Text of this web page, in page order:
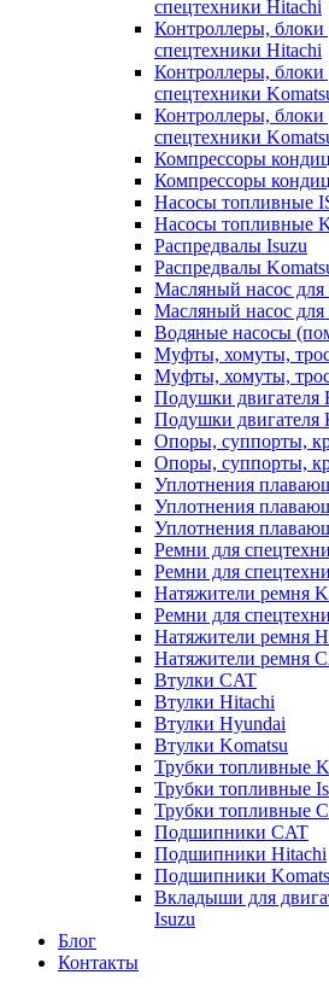
спецтехники Hitachi
Контроллеры, блоки
спецтехники Hitachi
Контроллеры, блоки
спецтехники
Контроллеры, блоки
спецтехники
Компрессоры
Компрессоры
Насосы топливные
Насосы топливные
Распредвалы Isuzu
Распредвалы
Масляный насос для
Масляный насос для
Водяные насосы
Муфты, хомуты,
Муфты, хомуты,
Подушки двигателя
Подушки двигателя
Опоры, суппорты,
Опоры, суппорты,
Уплотнения
Уплотнения
Уплотнения
Ремни для
Ремни для
Натяжители ремня
Ремни для
Натяжители ремня
Натяжители ремня
Втулки CAT
Втулки Hitachi
Втулки Hyundai
Втулки Komatsu
Трубки топливные
Трубки топливные
Трубки топливные
Подшипники CAT
Подшипники Hitachi
Подшипники
Вкладыши для
Isuzu
Блог
Контакты